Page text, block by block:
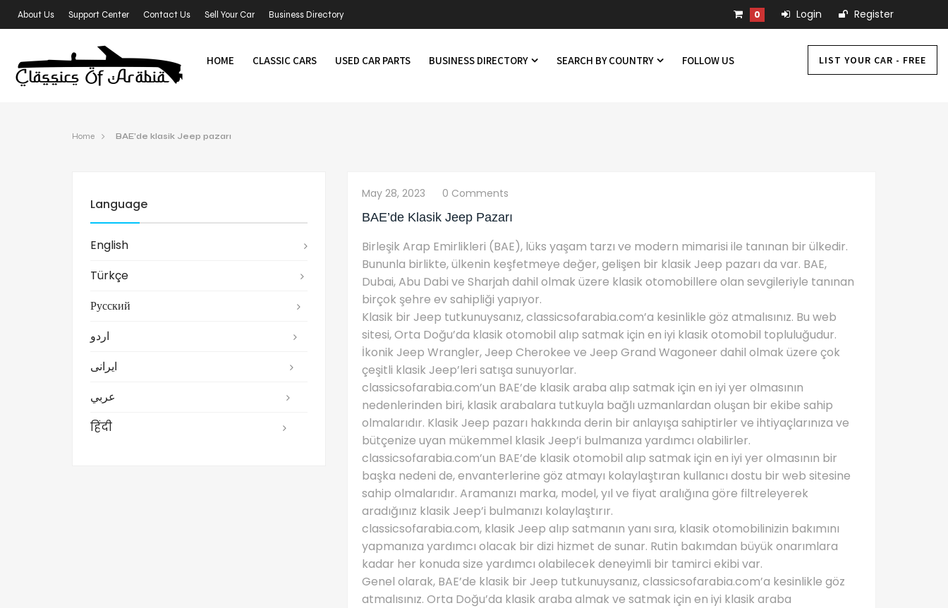
About Us Support Center Contact Us Sell Your Car Business Directory 0 Login Register
HOME CLASSIC CARS USED CAR PARTS BUSINESS DIRECTORY SEARCH BY COUNTRY FOLLOW US LIST YOUR CAR - FREE
Home BAE’de klasik Jeep pazarı
Language
English
Türkçe
Русский
اردو
ایرانی
عربي
हिंदी
May 28, 2023
0 Comments
BAE’de Klasik Jeep Pazarı
Birleşik Arap Emirlikleri (BAE), lüks yaşam tarzı ve modern mimarisi ile tanınan bir ülkedir.
Bununla birlikte, ülkenin keşfetmeye değer, gelişen bir klasik Jeep pazarı da var. BAE,
Dubai, Abu Dabi ve Sharjah dahil olmak üzere klasik otomobillere olan sevgileriyle tanınan
birçok şehre ev sahipliği yapıyor.
Klasik bir Jeep tutkunuysanız, classicsofarabia.com’a kesinlikle göz atmalısınız. Bu web
sitesi, Orta Doğu’da klasik otomobil alıp satmak için en iyi klasik otomobil topluluğudur.
İkonik Jeep Wrangler, Jeep Cherokee ve Jeep Grand Wagoneer dahil olmak üzere çok
çeşitli klasik Jeep’leri satışa sunuyorlar.
classicsofarabia.com’un BAE’de klasik araba alıp satmak için en iyi yer olmasının
nedenlerinden biri, klasik arabalara tutkuyla bağlı uzmanlardan oluşan bir ekibe sahip
olmalarıdır. Klasik Jeep pazarı hakkında derin bir anlayışa sahiptirler ve ihtiyaçlarınıza ve
bütçenize uyan mükemmel klasik Jeep’i bulmanıza yardımcı olabilirler.
classicsofarabia.com’un BAE’de klasik otomobil alıp satmak için en iyi yer olmasının bir
başka nedeni de, envanterlerine göz atmayı kolaylaştıran kullanıcı dostu bir web sitesine
sahip olmalarıdır. Aramanızı marka, model, yıl ve fiyat aralığına göre filtreleyerek
aradığınız klasik Jeep’i bulmanızı kolaylaştırır.
classicsofarabia.com, klasik Jeep alıp satmanın yanı sıra, klasik otomobilinizin bakımını
yapmanıza yardımcı olacak bir dizi hizmet de sunar. Rutin bakımdan büyük onarımlara
kadar her konuda size yardımcı olabilecek deneyimli bir tamirci ekibi var.
Genel olarak, BAE’de klasik bir Jeep tutkunuysanız, classicsofarabia.com’a kesinlikle göz
atmalısınız. Orta Doğu’da klasik araba almak ve satmak için en iyi klasik araba